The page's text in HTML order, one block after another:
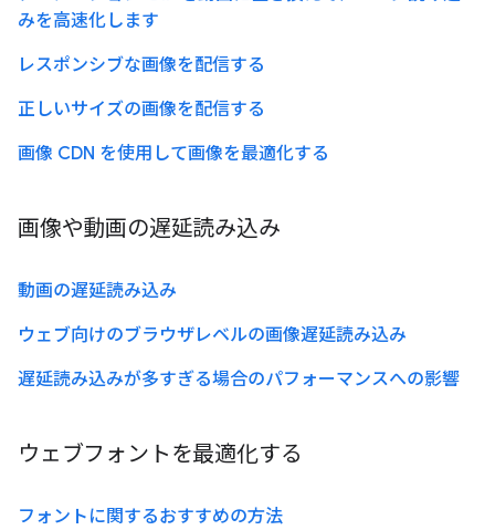
みを高速化します
レスポンシブな画像を配信する
正しいサイズの画像を配信する
画像 CDN を使用して画像を最適化する
画像や動画の遅延読み込み
動画の遅延読み込み
ウェブ向けのブラウザレベルの画像遅延読み込み
遅延読み込みが多すぎる場合のパフォーマンスへの影響
ウェブフォントを最適化する
フォントに関するおすすめの方法